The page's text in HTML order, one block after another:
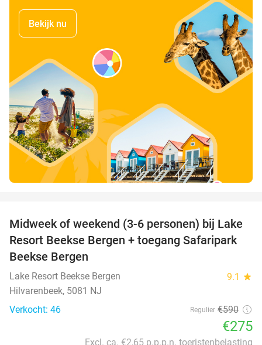
Bekijk nu
53%
Midweek of weekend (3-6 personen) bij Lake
Resort Beekse Bergen + toegang Safaripark
Beekse Bergen
Lake Resort Beekse Bergen 9.1 star
Hilvarenbeek, 5081 NJ
Verkocht: 46
Regulier €590
€275
Excl. ca. €2,65 p.p.p.n. toeristenbelasting